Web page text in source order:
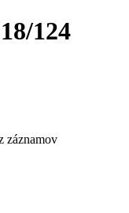
124
záznamov